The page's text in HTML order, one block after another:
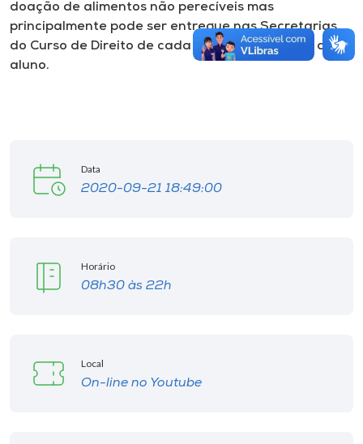
doação de alimentos não perecíveis mas
principalmente pode ser entregue nas Secretarias
do Curso de Direito de cada campus da origem do
aluno.
Data
2020-09-21 18:49:00
Horário
08h30 às 22h
Local
On-line no Youtube